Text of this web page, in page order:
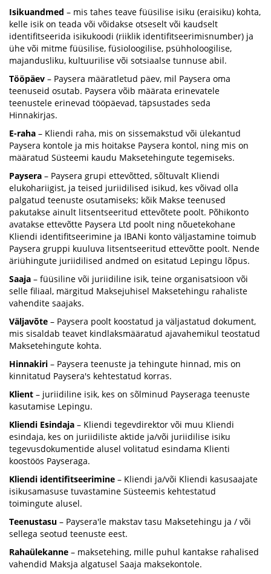
Isikuandmed – mis tahes teave füüsilise isiku (eraisiku) kohta,
kelle isik on teada või võidakse otseselt või kaudselt
identifitseerida isikukoodi (riiklik identifitseerimisnumber) ja
ühe või mitme füüsilise, füsioloogilise, psühholoogilise,
majandusliku, kultuurilise või sotsiaalse tunnuse abil.
Tööpäev – Paysera määratletud päev, mil Paysera oma
teenuseid osutab. Paysera võib määrata erinevatele
teenustele erinevad tööpäevad, täpsustades seda
Hinnakirjas.
E-raha – Kliendi raha, mis on sissemakstud või ülekantud
Paysera kontole ja mis hoitakse Paysera kontol, ning mis on
määratud Süsteemi kaudu Maksetehingute tegemiseks.
Paysera – Paysera grupi ettevõtted, sõltuvalt Kliendi
elukohariigist, ja teised juriidilised isikud, kes võivad olla
palgatud teenuste osutamiseks; kõik Makse teenused
pakutakse ainult litsentseeritud ettevõtete poolt. Põhikonto
avatakse ettevõtte Paysera Ltd poolt ning nõuetekohane
Kliendi identifitseerimine ja IBANi konto väljastamine toimub
Paysera gruppi kuuluva litsentseeritud ettevõtte poolt. Nende
äriühingute juriidilised andmed on esitatud Lepingu lõpus.
Saaja – füüsiline või juriidiline isik, teine organisatsioon või
selle filiaal, märgitud Maksejuhisel Maksetehingu rahaliste
vahendite saajaks.
Väljavõte – Paysera poolt koostatud ja väljastatud dokument,
mis sisaldab teavet kindlaksmääratud ajavahemikul teostatud
Maksetehingute kohta.
Hinnakiri – Paysera teenuste ja tehingute hinnad, mis on
kinnitatud Paysera's kehtestatud korras.
Klient – juriidiline isik, kes on sõlminud Payseraga teenuste
kasutamise Lepingu.
Kliendi Esindaja – Kliendi tegevdirektor või muu Kliendi
esindaja, kes on juriidiliste aktide ja/või juriidilise isiku
tegevusdokumentide alusel volitatud esindama Klienti
koostöös Payseraga.
Kliendi identifitseerimine – Kliendi ja/või Kliendi kasusaajate
isikusamasuse tuvastamine Süsteemis kehtestatud
toimingute alusel.
Teenustasu – Paysera'le makstav tasu Maksetehingu ja / või
sellega seotud teenuste eest.
Rahaülekanne – maksetehing, mille puhul kantakse rahalised
vahendid Maksja algatusel Saaja maksekontole.